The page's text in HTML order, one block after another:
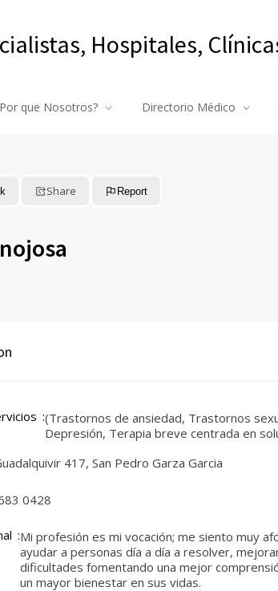
Hospitales,
que Nosotros? Directorio Médico
Share Report
(Trastornos de ansiedad, Trastornos
Depresión, Terapia breve centrada en
417, San Pedro Garza Garcia
0428
Mi profesión es mi vocación; me siento muy
ayudar a personas día a día a resolver,
dificultades fomentando una mejor
un mayor bienestar en sus vidas.